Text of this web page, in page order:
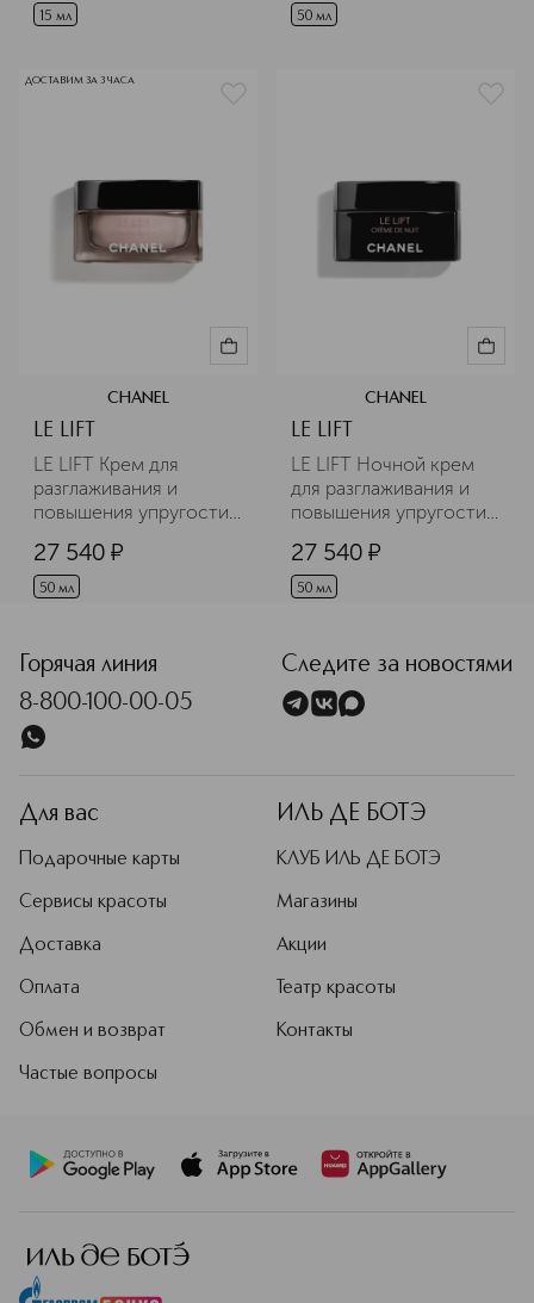
15 мл 50 мл
ДОСТАВИМ ЗА 3 ЧАСА
CHANEL
LE LIFT
LE LIFT Крем для
разглаживания и
повышения упругости
текстура
27 540 ¤
50 мл
CHANEL
LE LIFT
LE LIFT Ночной крем
для разглаживания и
повышения упругости
27 540 ¤
50 мл
Горячая линия
8-800-100-00-05
Следите за новостями
Для вас
Подарочные карты
Сервисы красоты
Доставка
Оплата
Обмен и возврат
Частые вопросы
ИЛЬ ДЕ БОТЭ
КЛУБ ИЛЬ ДЕ БОТЭ
Магазины
Акции
Театр красоты
Контакты